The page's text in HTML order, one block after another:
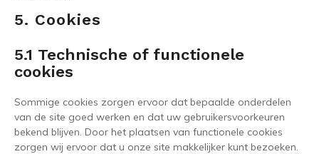
5. Cookies
5.1 Technische of functionele
cookies
Sommige cookies zorgen ervoor dat bepaalde onderdelen
van de site goed werken en dat uw gebruikersvoorkeuren
bekend blijven. Door het plaatsen van functionele cookies
zorgen wij ervoor dat u onze site makkelijker kunt bezoeken.